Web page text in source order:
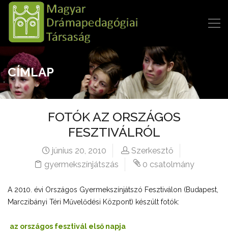
CÍMLAP
FOTÓK AZ ORSZÁGOS
FESZTIVÁLRÓL
június 20, 2010
Szerkesztő
gyermekszínjátszás
0 csatolmány
A 2010. évi Országos Gyermekszínjátszó Fesztiválon (Budapest,
Marczibányi Téri Művelődési Központ) készült fotók:
az országos fesztivál első napja